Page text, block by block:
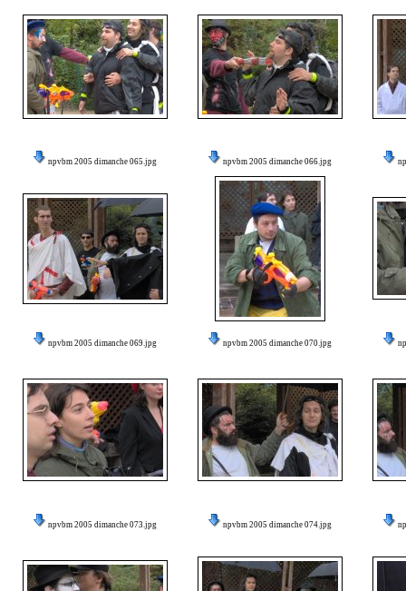
npvbm 2005 dimanche 065.jpg npvbm 2005 dimanche 066.jpg
npvbm 2005 dimanche 069.jpg npvbm 2005 dimanche 070.jpg
npvbm 2005 dimanche 073.jpg npvbm 2005 dimanche 074.jpg